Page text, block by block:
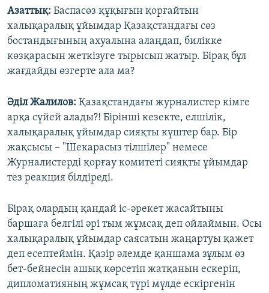
Азаттық: Баспасөз құқығын қорғайтын
халықаралық ұйымдар Қазақстандағы сөз
бостандығының ахуалына алаңдап, билікке
көзқарасын жеткізуге тырысып жатыр. Бірақ бұл
жағдайды өзгерте ала ма?
Әділ Жалилов: Қазақстандағы журналистер кімге
арқа сүйей алады?! Бірінші кезекте, елшілік,
халықаралық ұйымдар сияқты күштер бар. Бір
жақсысы – "Шекарасыз тілшілер" немесе
Журналистерді қорғау комитеті сияқты ұйымдар
тез реакция білдіреді.
Бірақ олардың қандай іс-әрекет жасайтыны
баршаға белгілі әрі тым жұмсақ деп ойлаймын. Осы
халықаралық ұйымдар саясатын жаңартуы қажет
деп есептеймін. Қазір әлемде қаншама зұлым өз
бет-бейнесін ашық көрсетіп жатқанын ескеріп,
дипломатияның жұмсақ түрі мүлде ескіргенін